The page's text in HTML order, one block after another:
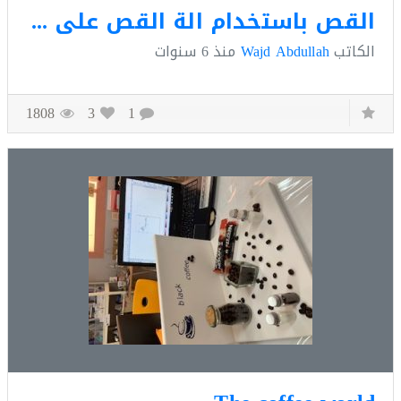
القص باستخدام الة القص على الفينيل
Wajd Abdullah منذ6 سنوات
3
1808